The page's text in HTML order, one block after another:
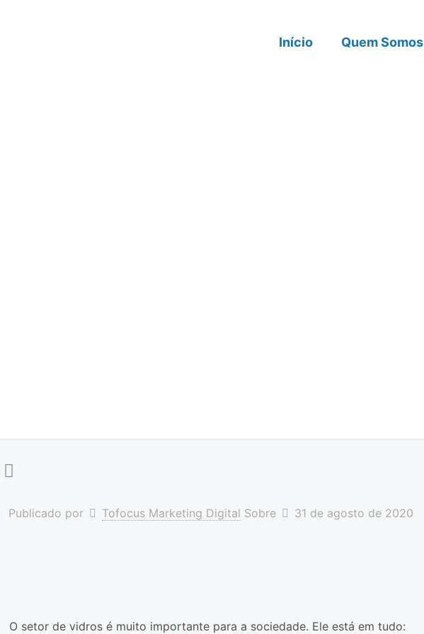
Início Quem Somos
Publicado por Tofocus Marketing Digital Sobre 31 de agosto de 2020
O setor de vidros é muito importante para a sociedade. Ele está em tudo: